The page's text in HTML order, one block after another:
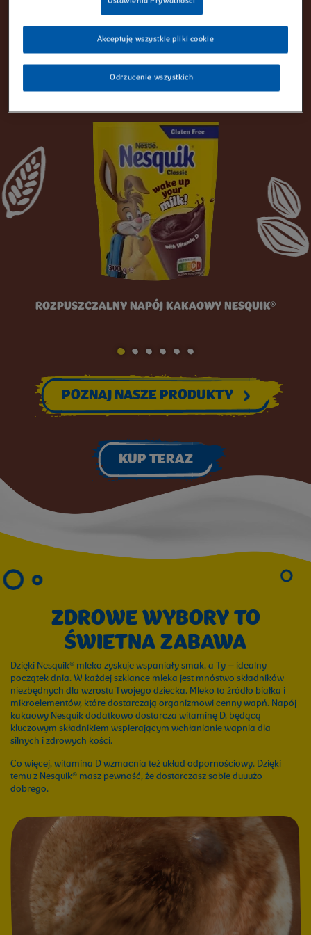
dostępny w bogatej gamie smaków i formatów: od płatków
śniadaniowych do przekąsek i deserów. Od smaku kakaowego, przez
wszystkie sposoby, dzięki którym Twoja rodzina może się cieszyć
produktami Nesquik®
ROZPUSZCZALNY NAPÓJ KAKAOWY NESQUIK®
GO TO SLIDE 1
GO TO SLIDE 2
GO TO SLIDE 3
GO TO SLIDE 4
GO TO SLIDE 5
GO TO SLIDE 6
POZNAJ NASZE PRODUKTY
KUP TERAZ
ZDROWE WYBORY TO
ŚWIETNA ZABAWA
Dzięki Nesquik® mleko zyskuje wspaniały smak, a Ty – idealny
początek dnia. W każdej szklance mleka jest mnóstwo składników
niezbędnych dla wzrostu Twojego dziecka. Mleko to źródło białka i
mikroelementów, które dostarczają organizmowi cenny wapń. Napój
kakaowy Nesquik dodatkowo dostarcza witaminę D, będącą
kluczowym składnikiem wspierającym wchłanianie wapnia dla
silnych i zdrowych kości.
Co więcej, witamina D wzmacnia też układ odpornościowy. Dzięki
temu z Nesquik® masz pewność, że dostarczasz sobie duuużo
dobrego.
Odrzucenie wszystkich
Akceptuję wszystkie pliki cookie